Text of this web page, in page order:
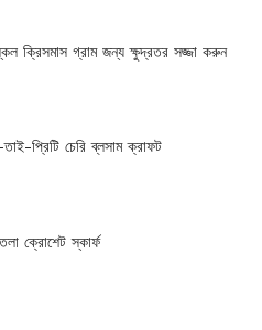
ক্রিসমাস গ্রাম জন্য ক্ষুদ্রতর সজ্জা করুন
প্রিটি চেরি ব্লসাম ক্রাফট
ক্রোশেট স্কার্ফ